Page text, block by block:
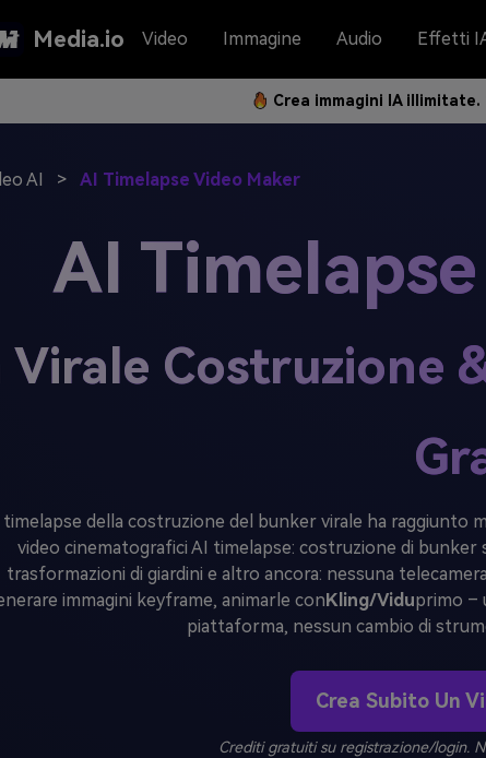
Media.io Video Immagine Audio Effetti
Crea immagini IA illimitate.
AI > AI Timelapse Video Maker
AI
Virale Costruzione
timelapse della costruzione del bunker virale ha raggiunto
video cinematografici AI timelapse: costruzione di
trasformazioni di giardini e altro ancora: nessuna
immagini keyframe, animarle conKling/Viduprimo –
piattaforma, nessun cambio di
Crea Subito Un
Crediti gratuiti su registrazione/login.